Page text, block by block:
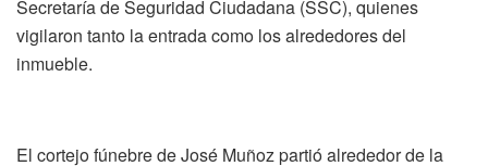
Secretaría de Seguridad Ciudadana (SSC), quienes
vigilaron tanto la entrada como los alrededores del
inmueble.
El cortejo fúnebre de José Muñoz partió alrededor de la